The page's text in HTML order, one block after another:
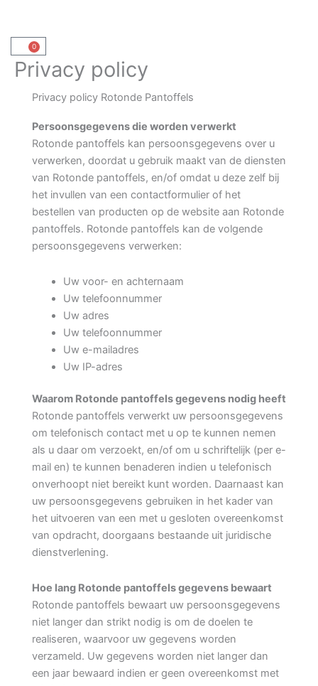
inhoud
0
Winkelwagen
Privacy policy
Privacy policy Rotonde Pantoffels
Persoonsgegevens die worden verwerkt
Rotonde pantoffels kan persoonsgegevens over u
verwerken, doordat u gebruik maakt van de diensten
van Rotonde pantoffels, en/of omdat u deze zelf bij
het invullen van een contactformulier of het
bestellen van producten op de website aan Rotonde
pantoffels. Rotonde pantoffels kan de volgende
persoonsgegevens verwerken:
Uw voor- en achternaam
Uw telefoonnummer
Uw adres
Uw telefoonnummer
Uw e-mailadres
Uw IP-adres
Waarom Rotonde pantoffels gegevens nodig heeft
Rotonde pantoffels verwerkt uw persoonsgegevens
om telefonisch contact met u op te kunnen nemen
als u daar om verzoekt, en/of om u schriftelijk (per e-
mail en) te kunnen benaderen indien u telefonisch
onverhoopt niet bereikt kunt worden. Daarnaast kan
uw persoonsgegevens gebruiken in het kader van
het uitvoeren van een met u gesloten overeenkomst
van opdracht, doorgaans bestaande uit juridische
dienstverlening.
Hoe lang Rotonde pantoffels gegevens bewaart
Rotonde pantoffels bewaart uw persoonsgegevens
niet langer dan strikt nodig is om de doelen te
realiseren, waarvoor uw gegevens worden
verzameld. Uw gegevens worden niet langer dan
een jaar bewaard indien er geen overeenkomst met